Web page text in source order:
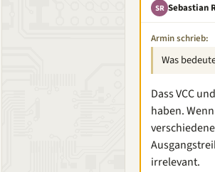
SR Sebastian
Armin schrieb:
Was
Dass VCC
haben.
irrelevant.